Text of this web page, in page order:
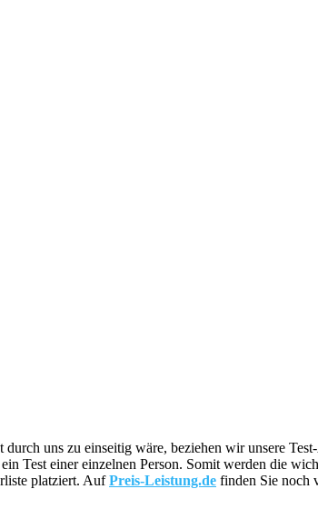
durch uns zu einseitig wäre, beziehen wir unsere
Test einer einzelnen Person. Somit werden die
platziert. AufPreis-Leistung.de finden Sie noch